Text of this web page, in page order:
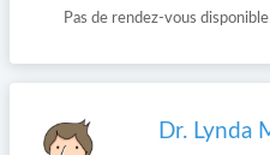
Pas de rendez-vous
Dr. Lynda